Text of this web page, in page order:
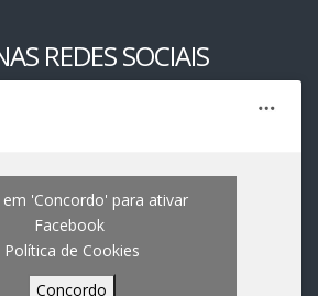
REDES SOCIAIS
em 'Concordo' para ativar
Facebook
Política de Cookies
Concordo